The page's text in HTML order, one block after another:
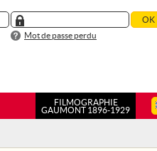
Mot de passe perdu
FILMOGRAPHIE
GAUMONT 1896-1929